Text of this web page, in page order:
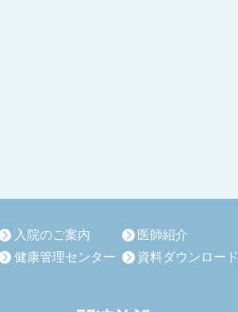
入院のご案内 医師紹介
健康管理センター 資料ダウンロード